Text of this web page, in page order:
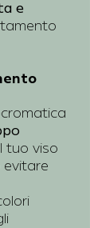
e
tuo viso
evitare